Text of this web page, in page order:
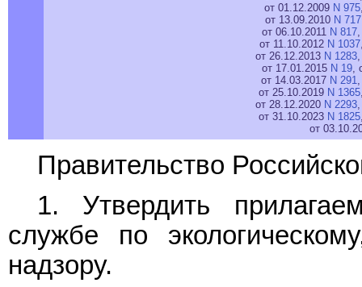
от 01.12.2009 N 975
от 13.09.2010 N 717
от 06.10.2011 N 817
от 11.10.2012 N 1037
от 26.12.2013 N 1283
от 17.01.2015 N 19,
от 14.03.2017 N 291
от 25.10.2019 N 1365
от 28.12.2020 N 2293
от 31.10.2023 N 1825
от
Правительство
1. Утвердить
службе по
надзору.